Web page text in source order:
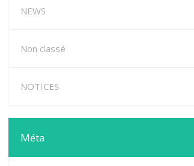
NEWS
Non classé
NOTICES
Méta